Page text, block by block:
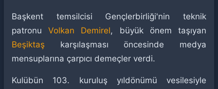
Başkent temsilcisi Gençlerbirliği'nin teknik
patronuVolkan Demirel, büyük önem taşıyan
Beşiktaş karşılaşması öncesinde medya
mensuplarına çarpıcı demeçler verdi.
Kulübün 103. kuruluş yıldönümü vesilesiyle